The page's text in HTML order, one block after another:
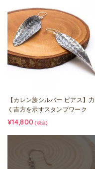
【カレン族シルバー ピアス】
く吉方を示すスタンプワーク
¥14,800 (税込)